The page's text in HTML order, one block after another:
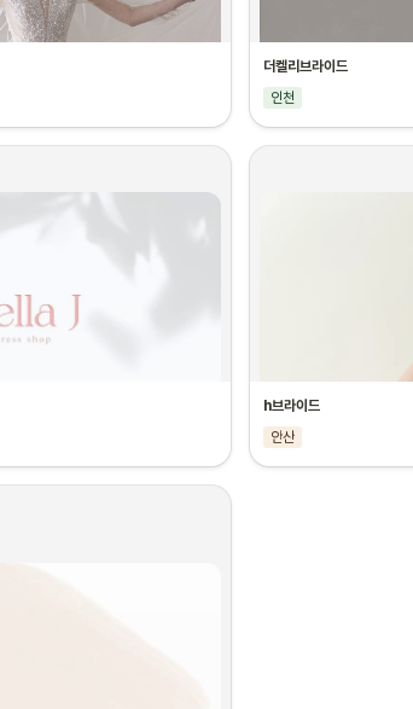
더켈리브라이드
인천
h브라이드
안산